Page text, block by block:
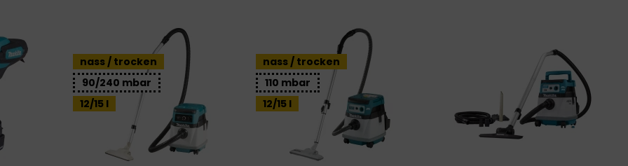
nass / trocken
90/240 mbar
12/15 l
nass / trocken
110 mbar
12/15 l